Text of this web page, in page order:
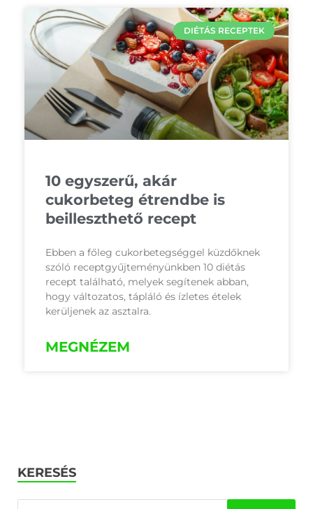
DIÉTÁS RECEPTEK
10 egyszerű, akár
cukorbeteg étrendbe is
beilleszthető recept
Ebben a főleg cukorbetegséggel küzdőknek
szóló receptgyűjteményünkben 10 diétás
recept található, melyek segítenek abban,
hogy változatos, tápláló és ízletes ételek
kerüljenek az asztalra.
MEGNÉZEM
KERESÉS